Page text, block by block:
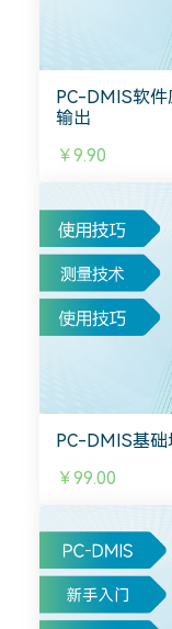
PC-DMIS软
输出
￥9.90
PC-DMIS基础
￥99.00